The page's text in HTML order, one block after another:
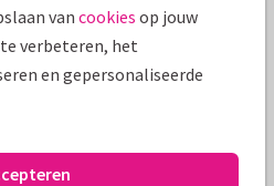
luxe papiersoorten
van cookies op jouw
verbeteren, het
en gepersonaliseerde